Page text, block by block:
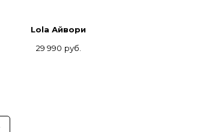
Lola Айвори
29 990 руб.